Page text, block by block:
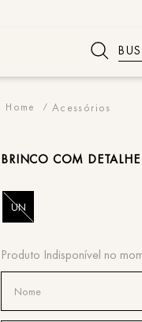
Buscar
Acessórios
BRINCO COM
UN